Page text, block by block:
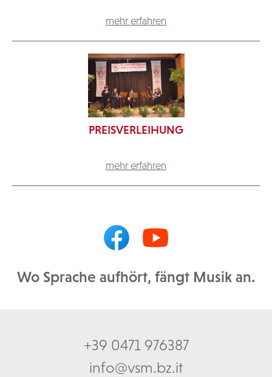
mehr erfahren
PREISVERLEIHUNG
mehr erfahren
Wo Sprache aufhört, fängt Musik an.
+39 0471 976387
info@vsm.bz.it